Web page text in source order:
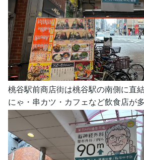
桃谷駅前商店街は桃谷駅の南側に直
にゃ・串カツ・カフェなど飲食店が多